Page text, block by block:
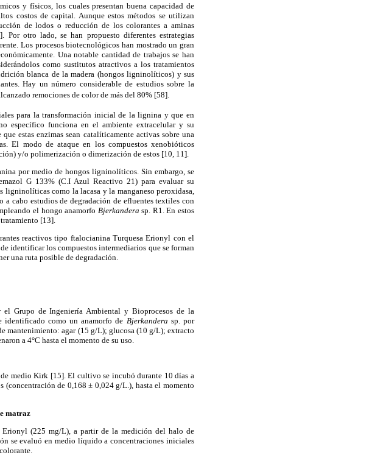
y físicos, los cuales presentan buena capacidad de
costos de capital. Aunque estos métodos se utilizan
de lodos o reducción de los colorantes a aminas
Por otro lado, se han propuesto diferentes estrategias
Los procesos biotecnológicos han mostrado un gran
Una notable cantidad de trabajos se han
como sustitutos atractivos a los tratamientos
blanca de la madera (hongos ligninolíticos) y sus
Hay un número considerable de estudios sobre la
remociones de color de más del 80% [58].
para la transformación inicial de la lignina y que en
específico funciona en el ambiente extracelular y su
estas enzimas sean catalíticamente activas sobre una
El modo de ataque en los compuestos xenobióticos
y/o polimerización o dimerización de estos [10, 11].
por medio de hongos ligninolíticos. Sin embargo, se
G 133% (C.I Azul Reactivo 21) para evaluar su
como la lacasa y la manganeso peroxidasa,
a cabo estudios de degradación de efluentes textiles con
el hongo anamorfo Bjerkanderasp. R1. En estos
tratamiento [13].
reactivos tipo ftalocianina Turquesa Erionyl con el
identificar los compuestos intermediarios que se forman
una ruta posible de degradación.
el Grupo de Ingeniería Ambiental y Bioprocesos de la
identificado como un anamorfo de Bjerkandera sp. por
mantenimiento: agar (15 g/L); glucosa (10 g/L); extracto
a 4°C hasta el momento de su uso.
medio Kirk [15]. El cultivo se incubó durante 10 días a
de 0,168 ± 0,024 g/L.), hasta el momento
matraz
(225 mg/L), a partir de la medición del halo de
se evaluó en medio líquido a concentraciones iniciales